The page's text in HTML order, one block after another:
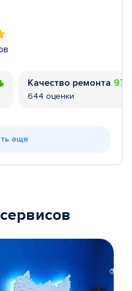
Качество ремонта
644 оценки
еще